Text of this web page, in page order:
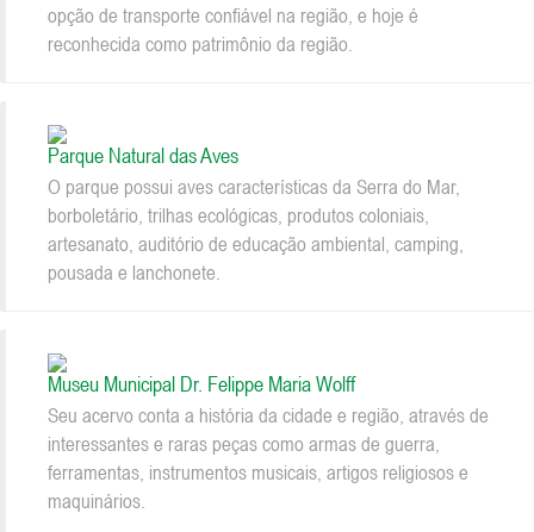
opção de transporte confiável na região, e hoje é
reconhecida como patrimônio da região.
Parque Natural das Aves
O parque possui aves características da Serra do Mar,
borboletário, trilhas ecológicas, produtos coloniais,
artesanato, auditório de educação ambiental, camping,
pousada e lanchonete.
Museu Municipal Dr. Felippe Maria Wolff
Seu acervo conta a história da cidade e região, através de
interessantes e raras peças como armas de guerra,
ferramentas, instrumentos musicais, artigos religiosos e
maquinários.